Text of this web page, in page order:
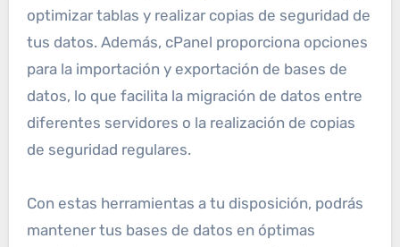
optimizar tablas y realizar copias de seguridad de
tus datos. Además, cPanel proporciona opciones
para la importación y exportación de bases de
datos, lo que facilita la migración de datos entre
diferentes servidores o la realización de copias
de seguridad regulares.
Con estas herramientas a tu disposición, podrás
mantener tus bases de datos en óptimas